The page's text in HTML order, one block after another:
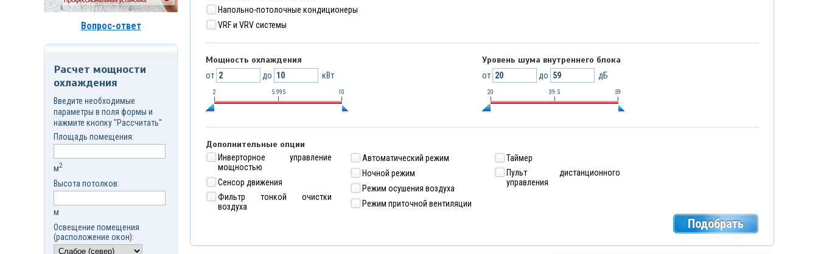
Напольно-потолочные кондиционеры
VRF и VRV системы
Мощность охлаждения
от до кВт
2 5.995 10
Уровень шума внутреннего блока
от до дБ
20 39.5 59
Дополнительные опции
Инверторное управление
мощностью
Сенсор движения
Фильтр тонкой очистки
воздуха
Автоматический режим
Ночной режим
Режим осушения воздуха
Режим приточной вентиляции
Таймер
Пульт дистанционного
управления
Подобрать
Вопрос-ответ
Расчет мощности
охлаждения
Введите необходимые
параметры в поля формы и
нажмите кнопку "Рассчитать"
Площадь помещения:
м2
Высота потолков:
м
Освещение помещения
(расположение окон):